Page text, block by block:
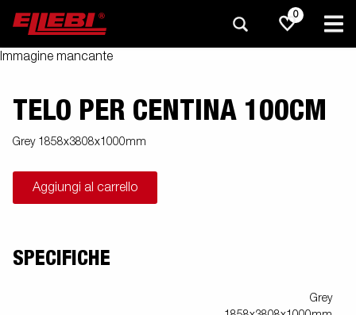
0
Immagine mancante
TELO PER CENTINA 100CM
Grey 1858x3808x1000mm
Aggiungi al carrello
SPECIFICHE
Grey